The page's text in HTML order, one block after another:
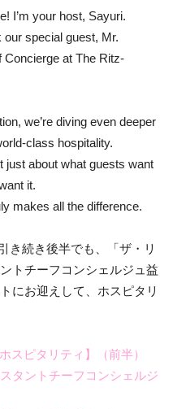
I’m your host, Sayuri.
our special guest, Mr.
at The Ritz-
we’re diving even deeper
class hospitality.
just about what guests want
it.
makes all the difference.
き続き後半でも、「ザ・リ
トチーフコンシェルジュ益
にお迎えして、ホスピタリ
ピタリティ】（前半）
タントチーフコンシェルジ